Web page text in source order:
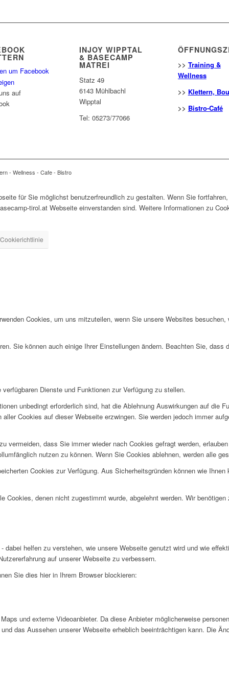
um Facebook
auf
INJOY WIPPTAL
& BASECAMP
MATREI
Statz 49
6143 Mühlbachl
Wipptal
Tel: 05273/77066
>> Training &
Wellness
>> Klettern,
>> Bistro-Café
- Wellness - Cafe - Bistro
für Sie möglichst benutzerfreundlich zu gestalten. Wenn Sie
tirol.at Webseite einverstanden sind. Weitere Informationen zu
Cookies, um uns mitzuteilen, wenn Sie unsere Websites
Sie können auch einige Ihrer Einstellungen ändern. Beachten Sie,
Dienste und Funktionen zur Verfügung zu stellen.
unbedingt erforderlich sind, hat die Ablehnung Auswirkungen auf die
Cookies auf dieser Webseite erzwingen. Sie werden jedoch immer
vermeiden, dass Sie immer wieder nach Cookies gefragt werden,
nutzen zu können. Wenn Sie Cookies ablehnen, werden alle
Cookies zur Verfügung. Aus Sicherheitsgründen können wie
Cookies, denen nicht zugestimmt wurde, abgelehnt werden. Wir
helfen zu verstehen, wie unsere Webseite genutzt wird und wie
auf unserer Webseite zu verbessern.
Sie dies hier in Ihrem Browser blockieren:
und externe Videoanbieter. Da diese Anbieter möglicherweise
das Aussehen unserer Webseite erheblich beeinträchtigen kann. Die